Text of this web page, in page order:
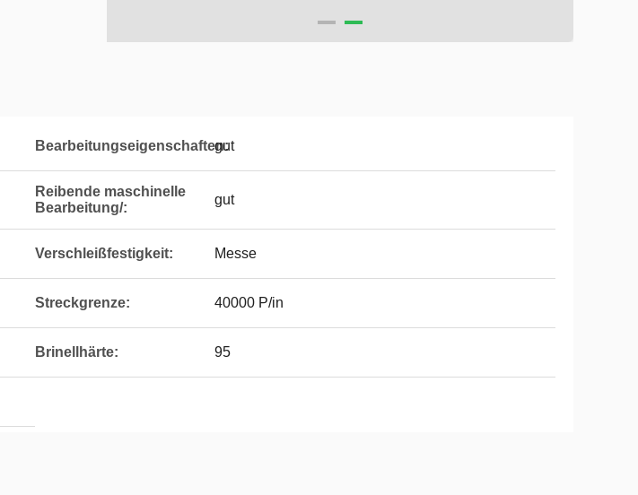
Bearbeitungseigenschaften:
gut
Reibende maschinelle
Bearbeitung/:
gut
Verschleißfestigkeit: Messe
Streckgrenze: 40000 P/in
Brinellhärte: 95